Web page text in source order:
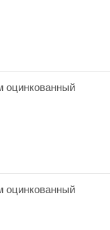
оцинкованный
оцинкованный